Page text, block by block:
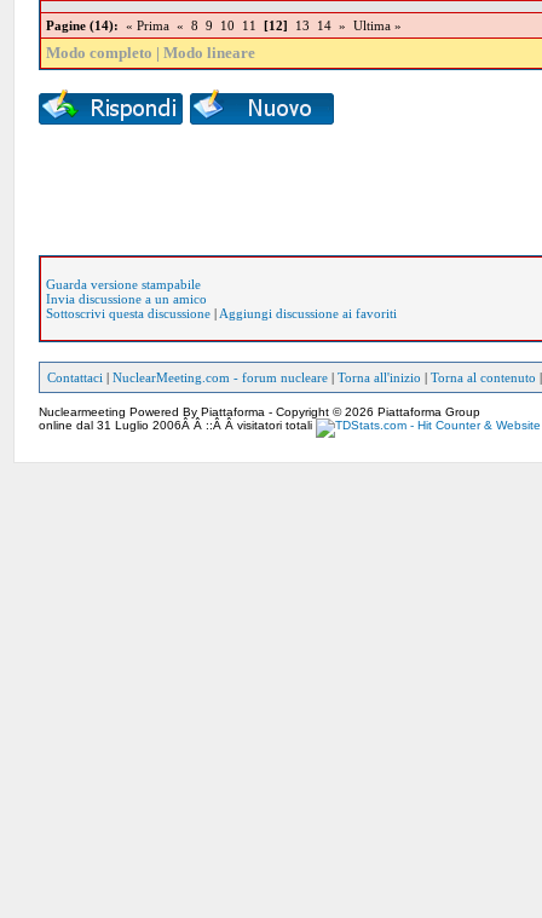
Pagine (14): « Prima « 8 9 10 11 [12] 13 14 » Ultima »
Modo completo |Modo lineare
Guarda versione stampabile
Invia discussione a un amico
Sottoscrivi questa discussione | Aggiungi discussione ai favoriti
Contattaci |NuclearMeeting.com - forum nucleare |Torna all'inizio |Torna al contenuto
Nuclearmeeting Powered By Piattaforma - Copyright © 2026 Piattaforma Group
online dal 31 Luglio 2006Â Â ::Â Â visitatori totali